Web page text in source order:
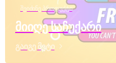
შეიძინე პროდუქტი
მიიღე საჩუქარი
გაიგე მეტი